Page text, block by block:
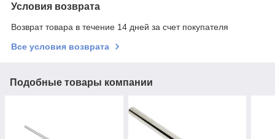
Условия возврата
Возврат товара в течение 14 дней за счет покупателя
Все условия возврата
Подобные товары компании